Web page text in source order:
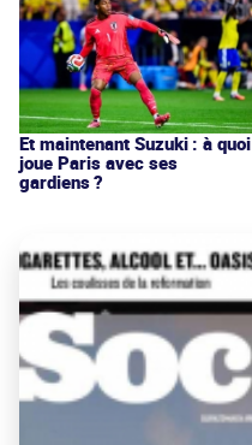
Et maintenant Suzuki : à quoi
joue Paris avec ses
gardiens ?